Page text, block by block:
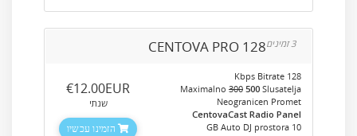
CENTOVA PRO 128 3 זמינים
128 Kbps Bitrate
Maximalno 300 500 Slusatelja
Neogranicen Promet
CentovaCast Radio Panel
10 GB Auto DJ prostora
‎€12.00EUR
שנתי
הזמינו עכשיו